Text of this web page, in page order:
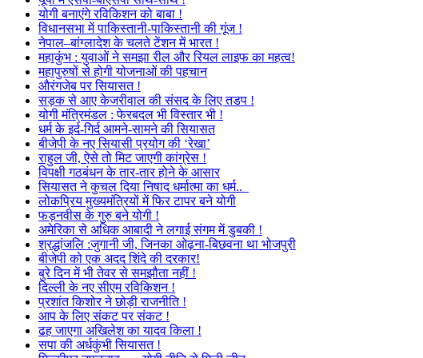
योगी बनाएंगे रविकिशन को बाबा !
विधानसभा में पाकिस्तानी-पाकिस्तानी की गूंज !
नेपाल–बांग्लादेश के चलते टेंशन में भारत !
महाकुंभ : युवाओं ने समझा रील और रियल लाइफ का महत्व!
महापुरुषों से होगी योजनाओं की पहचान
औरंगजेब पर सियासत !
सड़क से आए केजरीवाल की संसद के लिए तडप !
योगी मंत्रिमंडल : फेरबदल भी विस्तार भी !
धर्म के इर्द-गिर्द आमने-सामने की सियासत
बीजेपी के नए सियासी प्रयोग की ‘रेखा’
राहुल जी, ऐसे तो मिट जाएगी कांग्रेस !
विपक्षी गठबंधन के तार-तार होने के आसार
सियासत ने कुचल दिया निषाद धर्मात्मा का धर्म..
लोकप्रिय मुख्यमंत्रियों में फिर टापर बने योगी
फड़नवीस के गुरु बने योगी !
अमेरिका से अधिक आबादी ने लगाई संगम में डुबकी !
श्रद्धांजलि :जुगानी जी, जिनका ओढ़ना-बिछवना था भोजपुरी
बीजेपी को एक अदद शिंदे की दरकार!
बुरे दिन में भी तेवर से समझौता नहीं !
दिल्ली के नए सीएम रविकिशन !
प्रशांत किशोर ने छोड़ी राजनीति !
आप के लिए संकट पर संकट !
ढह जाएगा अखिलेश का यादव किला !
सपा की अर्धकुंभी सियासत !